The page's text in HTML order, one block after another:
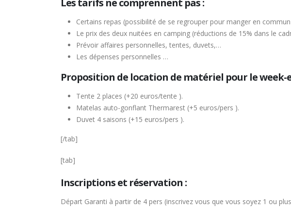
Certains repas (possibilité de se regrouper pour manger en
Le prix des deux nuitées en camping (réductions de 15% dans le
Prévoir affaires personnelles, tentes, duvets,…
Les dépenses personnelles …
Proposition de location de matériel pour le week-
Tente 2 places (+20 euros/tente ).
Matelas auto-gonflant Thermarest (+5 euros/pers ).
Duvet 4 saisons (+15 euros/pers ).
[/tab]
[tab]
Inscriptions et réservation :
Départ Garanti à partir de 4 pers (inscrivez vous que vous soyez 1 ou